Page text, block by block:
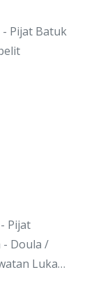
- Pijat Batuk
Pijat
- Doula /
Luka…